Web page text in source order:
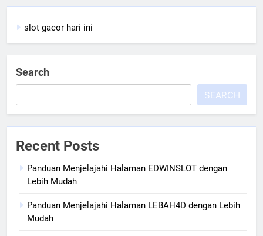
slot gacor hari ini
Search
SEARCH
Recent Posts
Panduan Menjelajahi Halaman EDWINSLOT dengan
Lebih Mudah
Panduan Menjelajahi Halaman LEBAH4D dengan Lebih
Mudah